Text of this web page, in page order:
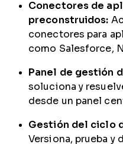
Conectores de
preconstruidos:
conectores para
como Salesforce,
Panel de gestión
soluciona y
desde un panel
Gestión del ciclo
Versiona, prueba y